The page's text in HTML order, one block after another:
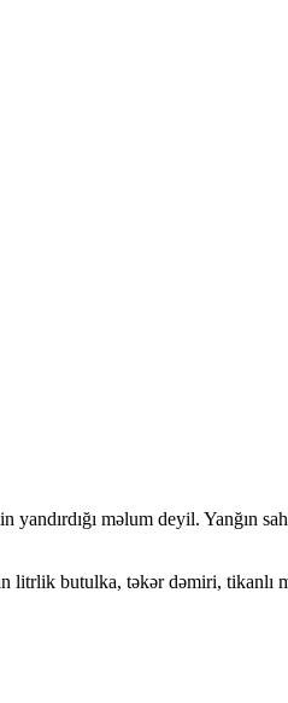
məlum deyil. Yanğın
litrlik butulka, təkər dəmiri, tikanlı